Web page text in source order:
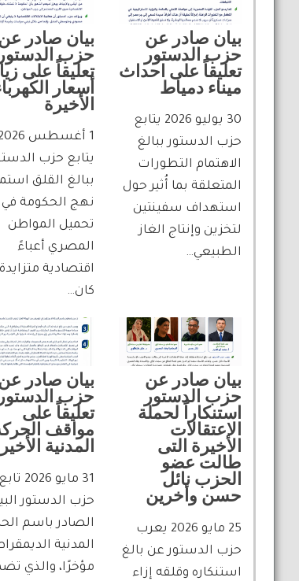
بيان صادر
حزب الدستور
تعليقاً على
أسعار
الأخيرة
1 أغسطس
يتابع حزب
ببالغ القلق
نهج الحكومة في
تحميل المواطن
المصري أعباءً
اقتصادية
كان…
بيان صادر عن
حزب الدستور
تعليقاً على احداث
ميناء دمياط
30 يوليو 2026 يتابع
حزب الدستور ببالغ
الاهتمام التطورات
المتعلقة بما أُثير حول
استهداف سفينتين
لتخزين وإنتاج الغاز
الطبيعي…
بيان صادر
حزب الدستور
تعليقاً على
مواقف
المدنية
31 مايو 2026 تابع
حزب الدستور
الصادر باسم
المدنية
مؤخرًا، والذي
بيان صادر عن
حزب الدستور
استنكاراً لحملة
الاعتقالات
الأخيرة التى
طالت عضو
الحزب نائل
حسن وأخرين
25 مايو 2026 يعرب
حزب الدستور عن بالغ
استنكاره وقلقه إزاء